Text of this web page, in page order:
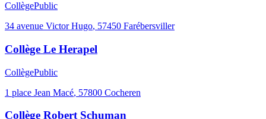
CollègePublic
34 avenue Victor Hugo, 57450 Farébersviller
Collège Le Herapel
CollègePublic
1 place Jean Macé, 57800 Cocheren
Collège Robert Schuman